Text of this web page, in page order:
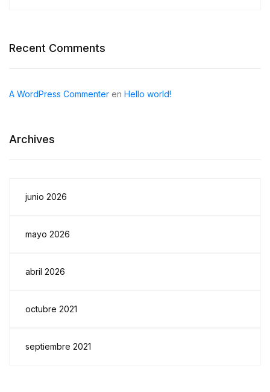
Recent Comments
A WordPress Commenter en Hello world!
Archives
junio 2026
mayo 2026
abril 2026
octubre 2021
septiembre 2021